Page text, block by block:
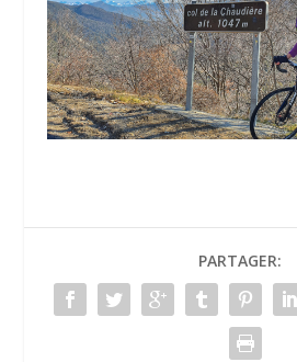
PARTAGER: